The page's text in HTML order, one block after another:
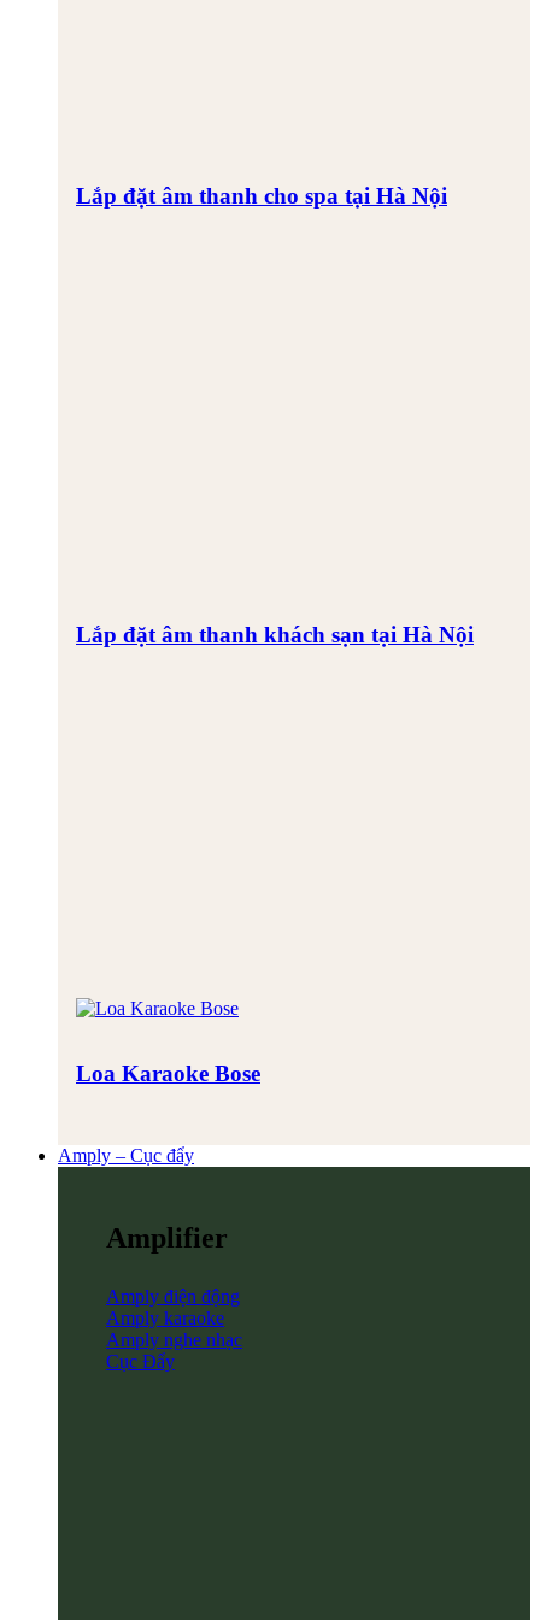
Lắp đặt âm thanh cho spa tại Hà Nội
Lắp đặt âm thanh khách sạn tại Hà Nội
Loa Karaoke Bose
Amply – Cục đẩy
Amplifier
Amply điện động
Amply karaoke
Amply nghe nhạc
Cục Đẩy